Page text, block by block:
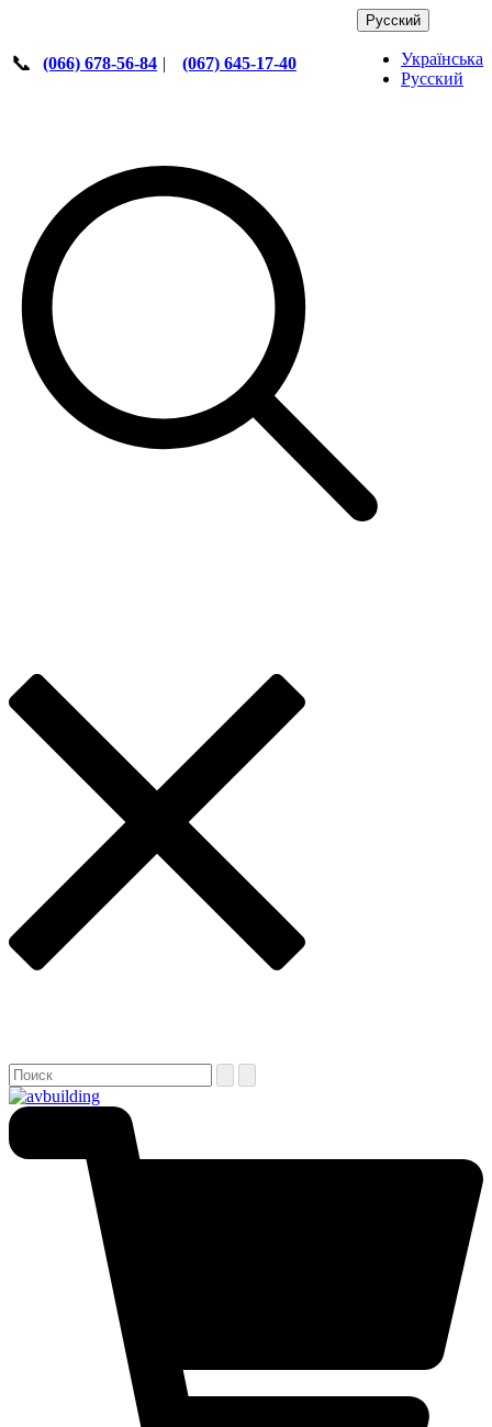
📞 (066) 678-56-84 | (067) 645-17-40
Русский
Українська
Русский